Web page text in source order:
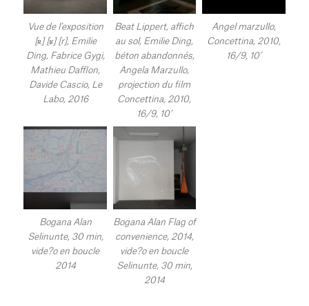
Vue de l’exposition
[ʀ] [ʁ] [r], Emilie
Ding, Fabrice Gygi,
Mathieu Dafflon,
Davide Cascio, Le
Labo, 2016
Beat Lippert, affich
au sol, Emilie Ding,
béton abandonnés,
Angela Marzullo,
projection du film
Concettina, 2010,
16/9, 10’
Angel marzullo,
Concettina, 2010,
16/9, 10’
Bogana Alan
Selinunte, 30 min,
vide?o en boucle
2014
Bogana Alan Flag of
convenience, 2014,
vide?o en boucle
Selinunte, 30 min,
2014